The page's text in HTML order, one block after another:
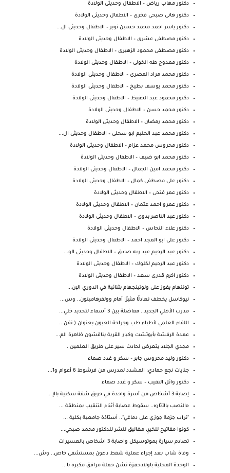
دكتور مهاب رياض – الاطفال وحديثى الولادة
دكتور هانى صبحى فخرى – الاطفال وحديثى الولادة
دكتور ياسر احمد محمد حسين نوير – الاطفال وحديثى ال...
دكتور مصطفى عشرى – الاطفال وحديثى الولادة
دكتور مصطفى محمود الزهيرى – الاطفال وحديثى الولادة
دكتور ممدوح طه الخولى – الاطفال وحديثى الولادة
دكتور محمد مراد المصرى – الاطفال وحديثى الولادة
دكتور محمد يوسف بطيخ – الاطفال وحديثى الولادة
دكتور محمود عبد الحفيظ – الاطفال وحديثى الولادة
دكتور محمد حسن – الاطفال وحديثى الولادة
دكتور محمد رمضان – الاطفال وحديثى الولادة
دكتور محمد عبد الحليم ابو سحلى – الاطفال وحديثى ال...
دكتور محروس محمد عزام – الاطفال وحديثى الولادة
دكتور محمد ابو ضيف – الاطفال وحديثى الولادة
دكتور محمد امين الجمال – الاطفال وحديثى الولادة
دكتور على مصطفى كمال – الاطفال وحديثى الولادة
دكتور عمر فتحى – الاطفال وحديثى الولادة
دكتور عمرو احمد عثمان – الاطفال وحديثى الولادة
دكتور عبد الناصر بدوى – الاطفال وحديثى الولادة
دكتور علاء النحاس – الاطفال وحديثى الولادة
دكتور على ابو المجد احمد – الاطفال وحديثى الولادة
دكتور عبد الرحيم عبد ربه صادق – الاطفال وحديثى الو...
دكتور عبد الرحيم لكلوك – الاطفال وحديثى الولادة
دكتور اكرم قدرى سعد – الاطفال وحديثى الولادة
توتنهام يفوز على ونوتينجهام بثنائية في الدوري الإن...
نيوكاسل يخطف تعادلًا مثيرًا أمام وولفرهامبتون.. وس...
مدرب الأهلي الجديد.. مفاضلة بين 3 أسماء لتحديد خلي...
اللقاء العلمي لأطباء طب وجراحة العيون بعنوان ( تقن...
عمدة الرفشة بأبوتشت وكبار القرية يناقشون ظاهرة الم...
مجدي الجلاد يتعرض لحادث سير على طريق العلمين .
دكتور وليد محروس جابر – سكر و غدد صماء
جنايات نجع حمادي: المشدد لمدرس من فرشوط 6 أعوام و1...
دكتور وائل النقيب – سكر و غدد صماء
إصابة 3 أشخاص من أسرة واحدة في حريق شقة سكنية بالإ...
«النصب بالآثار».. سقوط عصابة أثناء التنقيب بمنطقة ...
‏"تراب جزمة جوزي على دماغي".. أستاذة جامعية بكلية ...
كونوا مفاتيح للخيرِ، مغاليق للشر للدكتور محمد صبحي...
تصادم سيارة بموتوسيكل واصابة 3 اشخاص بالعسيرات
وفاة شاب بعد إجراء عملية شفط دهون بمستشفى خاص.. وش...
الوحدة المحلية باولادحمزة تشن حملة مرافق مكبره با...